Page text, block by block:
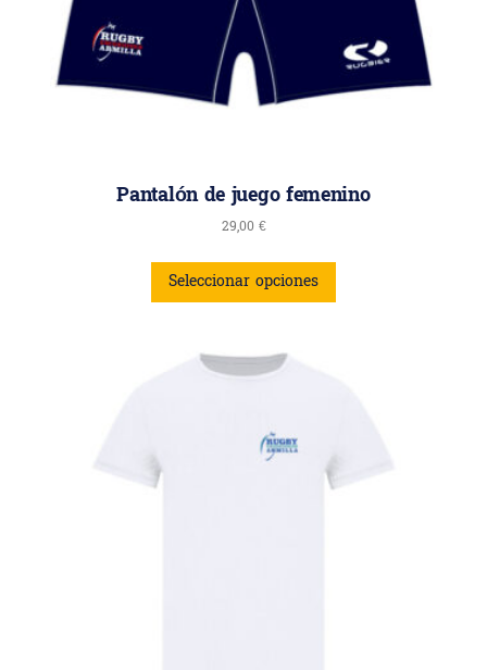
Pantalón de juego femenino
29,00 €
Seleccionar opciones